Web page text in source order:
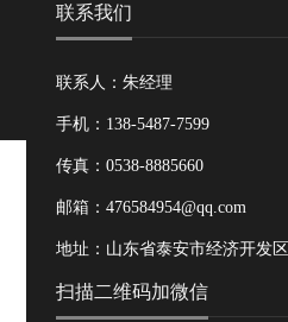
联系我们
联系人：朱经理
手机：138-5487-7599
传真：0538-8885660
邮箱：476584954@qq.com
地址：山东省泰安市经济开发区
扫描二维码加微信